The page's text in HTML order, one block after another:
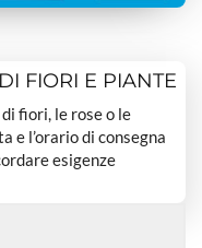
FIORI E PIANTE
fiori, le rose o le
e l’orario di consegna
esigenze